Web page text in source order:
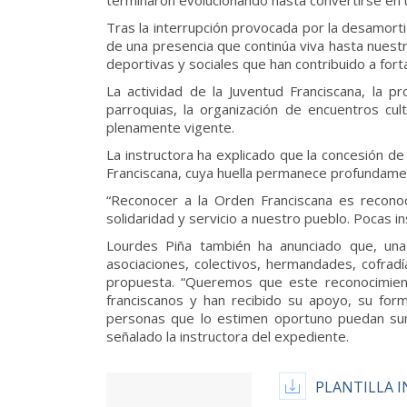
Tras la interrupción provocada por la
de una presencia que continúa viva hasta
deportivas y sociales que han contribuido a
La actividad de la Juventud Franciscana, la
parroquias, la organización de encuentros
plenamente vigente.
La instructora ha explicado que la concesión
Franciscana, cuya huella permanece
“Reconocer a la Orden Franciscana es
solidaridad y servicio a nuestro pueblo. Pocas
Lourdes Piña también ha anunciado que,
asociaciones, colectivos, hermandades,
propuesta. “Queremos que este
franciscanos y han recibido su apoyo, su
personas que lo estimen oportuno puedan
señalado la instructora del expediente.
PLANTILLA